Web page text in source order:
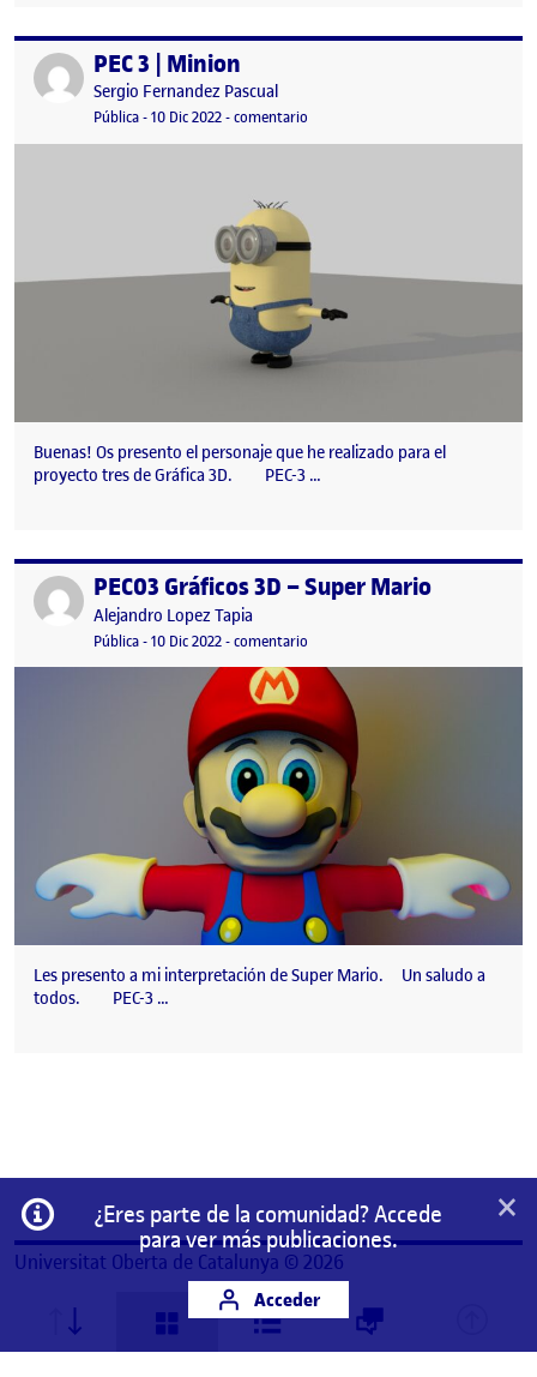
Publicado porPEC 3 | Minion
Publicado por
Sergio Fernandez Pascual
Visibilidad:
Pública-Fecha de publicación
10 Dic 2022-comentario
Buenas! Os presento el personaje que he realizado para el
proyecto tres de Gráfica 3D. PEC-3 …
Publicado porPEC03 Gráficos 3D – Super Mario
Publicado por
Alejandro Lopez Tapia
Visibilidad:
Pública-Fecha de publicación
10 Dic 202210 diciembre, 2022 1:26 am
-comentario
Les presento a mi interpretación de Super Mario. Un saludo a
todos. PEC-3 …
Información
¿Eres parte de la comunidad? Accede
para ver más publicaciones.
Acceder
×
Universitat Oberta de Catalunya © 2026